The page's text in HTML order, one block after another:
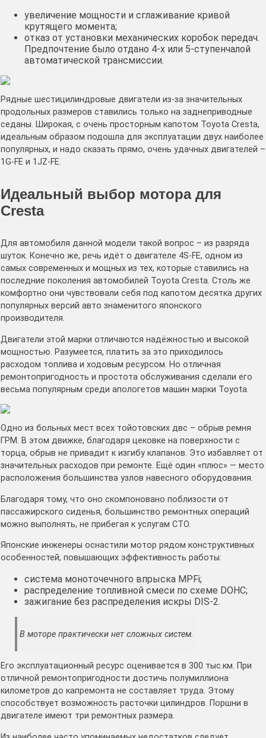
увеличение мощности и сглаживание кривой
крутящего момента;
отказ от установки механических коробок передач.
Предпочтение было отдано 4-х или 5-ступенчалой
автоматической трансмиссии.
Рядные шестицилиндровые двигатели из-за значительных
продольных размеров ставились только на заднеприводные
седаны. Широкая, с очень просторным капотом Toyota Cresta,
идеальным образом подошла для эксплуатации двух наиболее
популярных, и надо сказать прямо, очень удачных двигателей –
1G-FE и 1JZ-FE.
Идеальный выбор мотора для
Cresta
Для автомобиля данной модели такой вопрос – из разряда
шуток. Конечно же, речь идёт о двигателе 4S-FE, одном из
самых современных и мощных из тех, которые ставились на
последние поколения автомобилей Toyota Cresta. Столь же
комфортно они чувствовали себя под капотом десятка других
популярных версий авто знаменитого японского
производителя.
Двигатели этой марки отличаются надёжностью и высокой
мощностью. Разумеется, платить за это приходилось
расходом топлива и ходовым ресурсом. Но отличная
ремонтопригодность и простота обслуживания сделали его
весьма популярным среди апологетов машин марки Toyota.
Одно из больных мест всех тойотовских двс – обрыв ремня
ГРМ. В этом движке, благодаря цековке на поверхности с
торца, обрыв не привадит к изгибу клапанов. Это избавляет от
значительных расходов при ремонте. Ещё один «плюс» — место
расположения большинства узлов навесного оборудования.
Благодаря тому, что оно скомпоновано поблизости от
пассажирского сиденья, большинство ремонтных операций
можно выполнять, не прибегая к услугам СТО.
Японские инженеры оснастили мотор рядом конструктивных
особенностей, повышающих эффективность работы:
система моноточечного впрыска MPFi;
распределение топливной смеси по схеме DOHC;
зажигание без распределения искры DIS-2.
В моторе практически нет сложных систем.
Его эксплуатационный ресурс оценивается в 300 тыс.км. При
отличной ремонтопригодности достичь полумиллиона
километров до капремонта не составляет труда. Этому
способствует возможность расточки цилиндров. Поршни в
двигателе имеют три ремонтных размера.